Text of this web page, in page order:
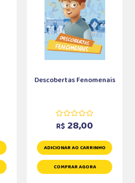
Descobertas Fenomenais
R$ 28,00
ADICIONAR AO CARRINHO
COMPRAR AGORA